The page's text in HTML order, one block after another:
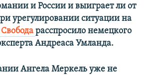
и России и выиграет ли от
урегулировании ситуации на
Свобода расспросило немецкого
Андреаса Умланда.
Ангела Меркель уже не